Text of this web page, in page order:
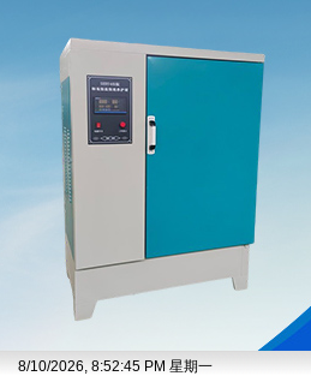
8/10/2026, 8:52:46 PM 星期一